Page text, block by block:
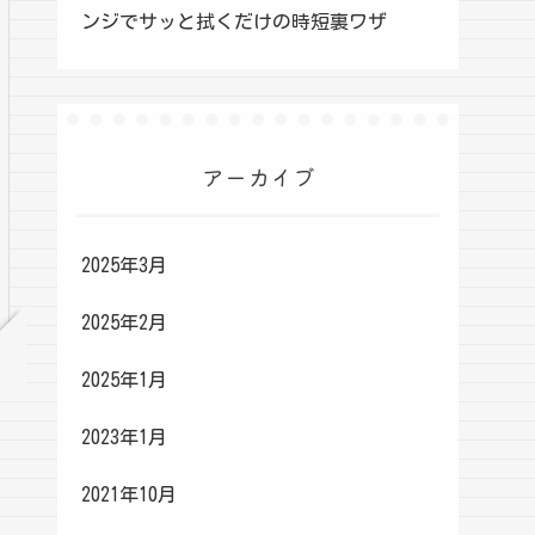
ンジでサッと拭くだけの時短裏ワザ
アーカイブ
2025年3月
2025年2月
2025年1月
2023年1月
2021年10月